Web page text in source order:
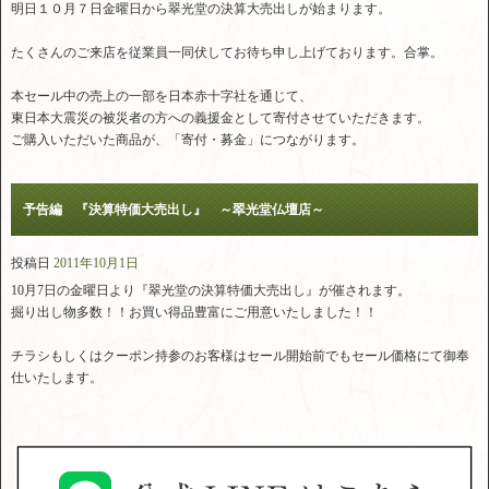
明日１０月７日金曜日から翠光堂の決算大売出しが始まります。
たくさんのご来店を従業員一同伏してお待ち申し上げております。合掌。
本セール中の売上の一部を日本赤十字社を通じて、
東日本大震災の被災者の方への義援金として寄付させていただきます。
ご購入いただいた商品が、「寄付・募金」につながります。
予告編 『決算特価大売出し』 ～翠光堂仏壇店～
投稿日 2011年10月1日
10月7日の金曜日より『翠光堂の決算特価大売出し』が催されます。
掘り出し物多数！！お買い得品豊富にご用意いたしました！！
チラシもしくはクーポン持参のお客様はセール開始前でもセール価格にて御奉
仕いたします。